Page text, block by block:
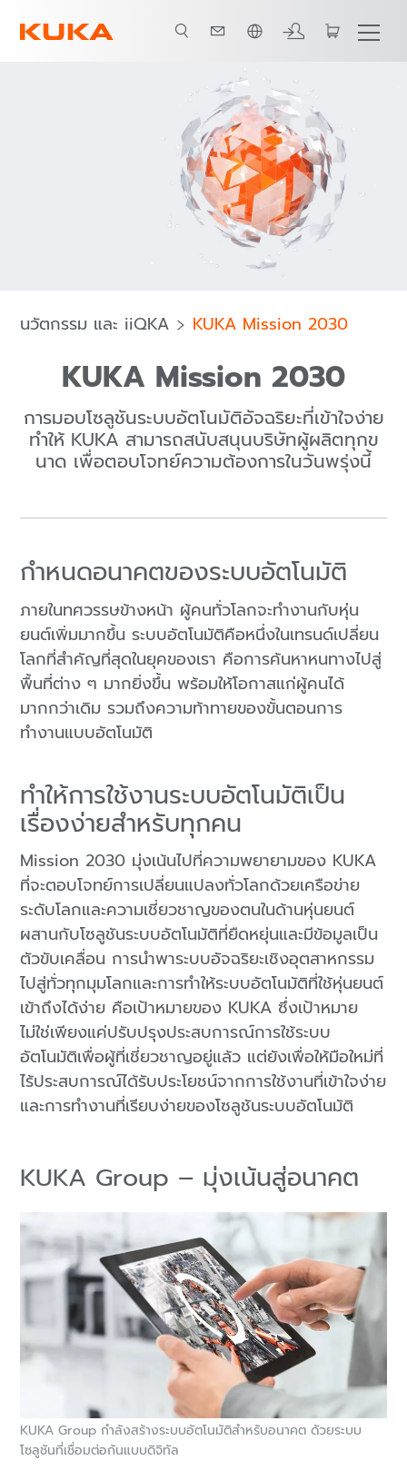
โลกใบใหม่ของจักรกลอัตโนมัติ ศักยภาพในการทำงานแบบอัตโนมัติเ
ภาษาไทย / Thai
นวัตกรรม และ iiQKA KUKA Mission 2030
KUKA Mission 2030
การมอบโซลูชันระบบอัตโนมัติอัจฉริยะที่เข้าใจง่าย
ทำให้ KUKA สามารถสนับสนุนบริษัทผู้ผลิตทุกข
นาด เพื่อตอบโจทย์ความต้องการในวันพรุ่งนี้
กำหนดอนาคตของระบบอัตโนมัติ
ภายในทศวรรษข้างหน้า ผู้คนทั่วโลกจะทำงานกับหุ่น
ยนต์เพิ่มมากขึ้น ระบบอัตโนมัติคือหนึ่งในเทรนด์เปลี่ยน
โลกที่สำคัญที่สุดในยุคของเรา คือการค้นหาหนทางไปสู่
พื้นที่ต่าง ๆ มากยิ่งขึ้น พร้อมให้โอกาสแก่ผู้คนได้
มากกว่าเดิม รวมถึงความท้าทายของขั้นตอนการ
ทำงานแบบอัตโนมัติ
ทำให้การใช้งานระบบอัตโนมัติเป็น
เรื่องง่ายสำหรับทุกคน
Mission 2030 มุ่งเน้นไปที่ความพยายามของ KUKA
ที่จะตอบโจทย์การเปลี่ยนแปลงทั่วโลกด้วยเครือข่าย
ระดับโลกและความเชี่ยวชาญของตนในด้านหุ่นยนต์
ผสานกับโซลูชันระบบอัตโนมัติที่ยืดหยุ่นและมีข้อมูลเป็น
ตัวขับเคลื่อน การนำพาระบบอัจฉริยะเชิงอุตสาหกรรม
ไปสู่ทั่วทุกมุมโลกและการทำให้ระบบอัตโนมัติที่ใช้หุ่นยนต์
เข้าถึงได้ง่าย คือเป้าหมายของ KUKA ซึ่งเป้าหมาย
ไม่ใช่เพียงแค่ปรับปรุงประสบการณ์การใช้ระบบ
อัตโนมัติเพื่อผู้ที่เชี่ยวชาญอยู่แล้ว แต่ยังเพื่อให้มือใหม่ที่
ไร้ประสบการณ์ได้รับประโยชน์จากการใช้งานที่เข้าใจง่าย
และการทำงานที่เรียบง่ายของโซลูชันระบบอัตโนมัติ
KUKA Group – มุ่งเน้นสู่อนาคต
KUKA Group กำลังสร้างระบบอัตโนมัติสำหรับอนาคต ด้วยระบบ
โซลูชันที่เชื่อมต่อกันแบบดิจิทัล